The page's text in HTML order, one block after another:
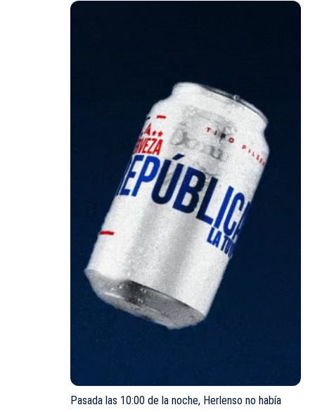
Pasada las 10:00 de la noche, Herlenso no había